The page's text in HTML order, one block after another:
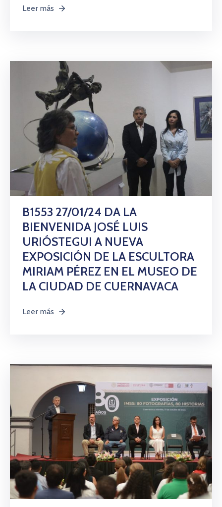
Leer más
B1553 27/01/24 DA LA
BIENVENIDA JOSÉ LUIS
URIÓSTEGUI A NUEVA
EXPOSICIÓN DE LA ESCULTORA
MIRIAM PÉREZ EN EL MUSEO DE
LA CIUDAD DE CUERNAVACA
Leer más